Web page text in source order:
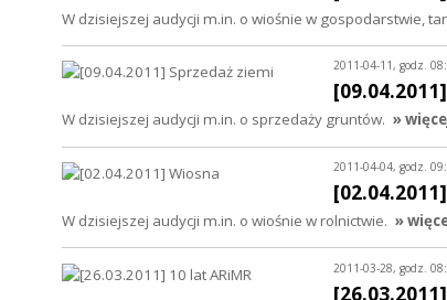
W dzisiejszej audycji m.in. o wiośnie w gospodarstwie,
2011-04-11, godz.
W dzisiejszej audycji m.in. o sprzedaży gruntów. »
2011-04-04, godz.
W dzisiejszej audycji m.in. o wiośnie w rolnictwie. »
2011-03-28, godz.